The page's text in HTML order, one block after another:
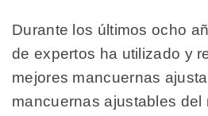
Durante los últimos ocho
de expertos ha utilizado y
mejores mancuernas
mancuernas ajustables del